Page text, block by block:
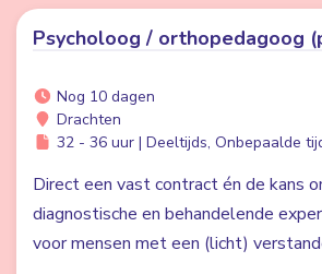
Psycholoog / orthopedagoog
Nog 10 dagen
Drachten
32 - 36 uur | Deeltijds, Onbepaalde
Direct een vast contract én de kans
diagnostische en behandelende
voor mensen met een (licht)